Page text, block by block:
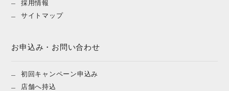
採用情報
サイトマップ
お申込み・お問い合わせ
初回キャンペーン申込み
店舗へ持込